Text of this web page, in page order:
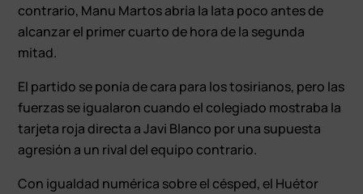
contrario, Manu Martos abría la lata poco antes de
alcanzar el primer cuarto de hora de la segunda
mitad.
El partido se ponía de cara para los tosirianos, pero las
fuerzas se igualaron cuando el colegiado mostraba la
tarjeta roja directa a Javi Blanco por una supuesta
agresión a un rival del equipo contrario.
Con igualdad numérica sobre el césped, el Huétor